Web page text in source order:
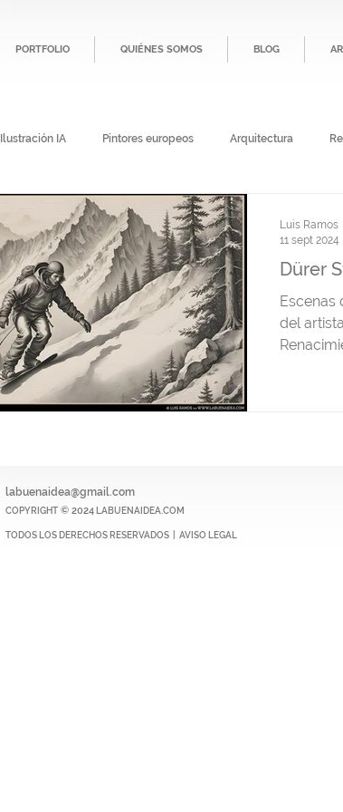
PORTFOLIO QUIÉNES SOMOS BLOG
Ilustración IA Pintores europeos Arquitectura
Dürer
Escenas
del
Luis Ramos
11 sept 2024
labuenaidea@gmail.com
COPYRIGHT © 2024 LABUENAIDEA.COM
TODOS LOS DERECHOS RESERVADOS | AVISO LEGAL